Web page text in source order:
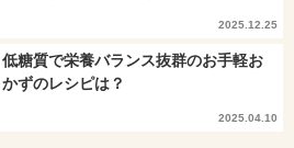
2025.12.25
低糖質で栄養バランス抜群のお手軽お
かずのレシピは？
2025.04.10